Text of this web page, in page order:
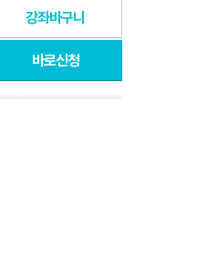
강좌바구니
바로신청